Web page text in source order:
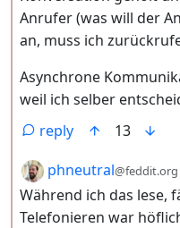
Anrufer (was will der
an, muss ich
Asynchrone
weil ich selber
reply
13
by
phneutral@feddit.org
Während ich das lese,
Telefonieren war